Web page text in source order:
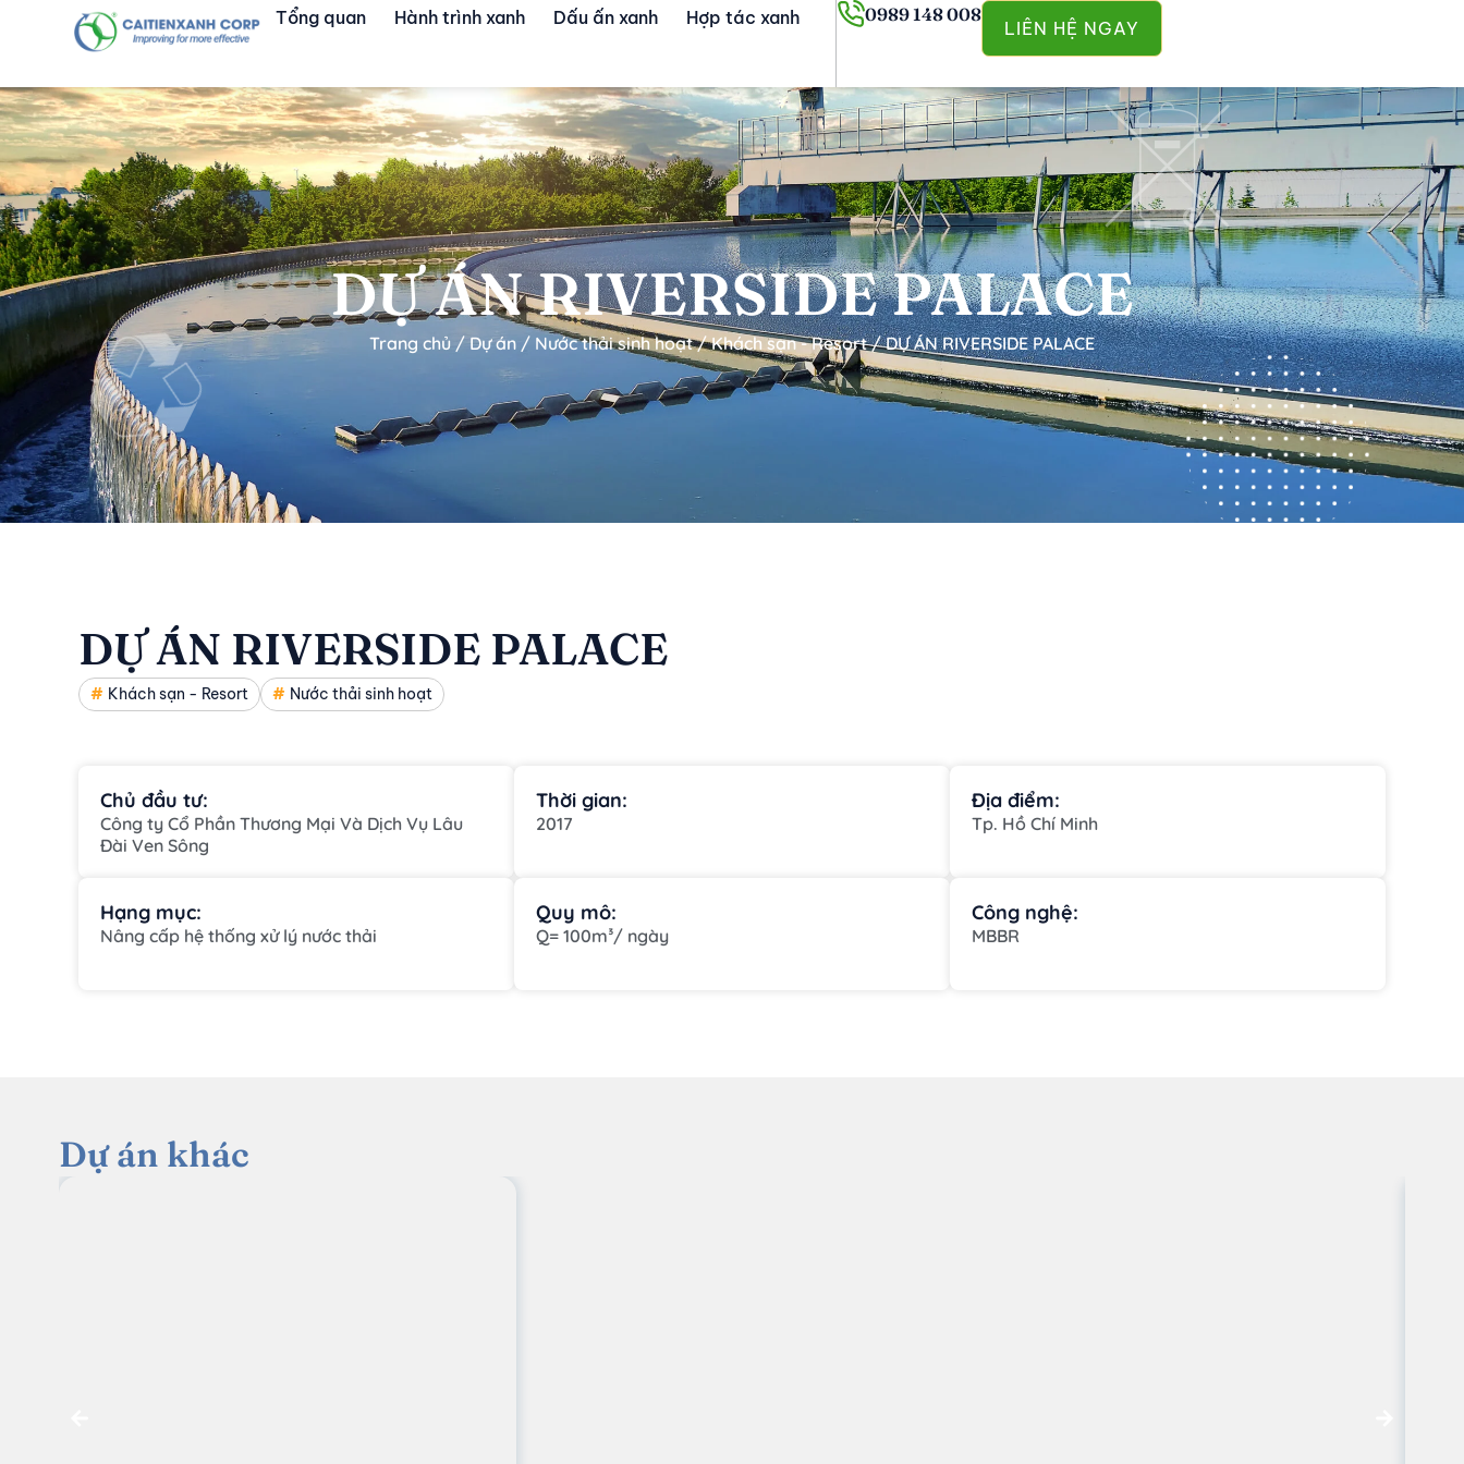
Tổng quan Hành trình xanh Dấu ấn xanh Hợp tác xanh 0989 148 008
LIÊN HỆ NGAY
DỰ ÁN RIVERSIDE PALACE
Trang chủ /Dự án / Nước thải sinh hoạt/Khách sạn - Resort/DỰ ÁN RIVERSIDE PALACE
DỰ ÁN RIVERSIDE PALACE
Khách sạn - Resort Nước thải sinh hoạt
Chủ đầu tư:
Công ty Cổ Phần Thương Mại Và Dịch Vụ Lâu
Đài Ven Sông
Thời gian:
2017
Địa điểm:
Tp. Hồ Chí Minh
Hạng mục:
Nâng cấp hệ thống xử lý nước thải
Quy mô:
Q= 100m³/ ngày
Công nghệ:
MBBR
Dự án khác